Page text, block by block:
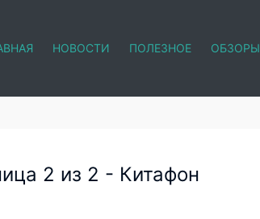
НОВОСТИ ПОЛЕЗНОЕ ОБЗОРЫ
2 из 2 - Китафон